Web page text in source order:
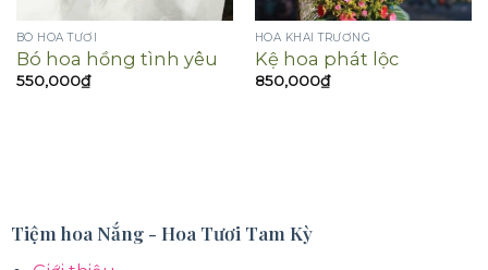
BÓ HOA TƯƠI
Bó hoa hồng tình yêu
550,000₫
HOA KHAI TRƯƠNG
Kệ hoa phát lộc
850,000₫
Tiệm hoa Nắng - Hoa Tươi Tam Kỳ